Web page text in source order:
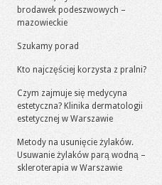
brodawek podeszwowych –
mazowieckie
Szukamy porad
Kto najczęściej korzysta z pralni?
Czym zajmuje się medycyna
estetyczna? Klinika dermatologii
estetycznej w Warszawie
Metody na usunięcie żylaków.
Usuwanie żylaków parą wodną –
skleroterapia w Warszawie